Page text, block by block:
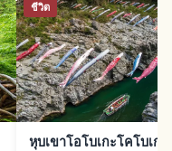
ชีวิต
หุบเขาโอโบเกะโคโบเก